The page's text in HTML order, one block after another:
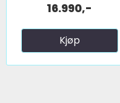
16.990,-
Kjøp